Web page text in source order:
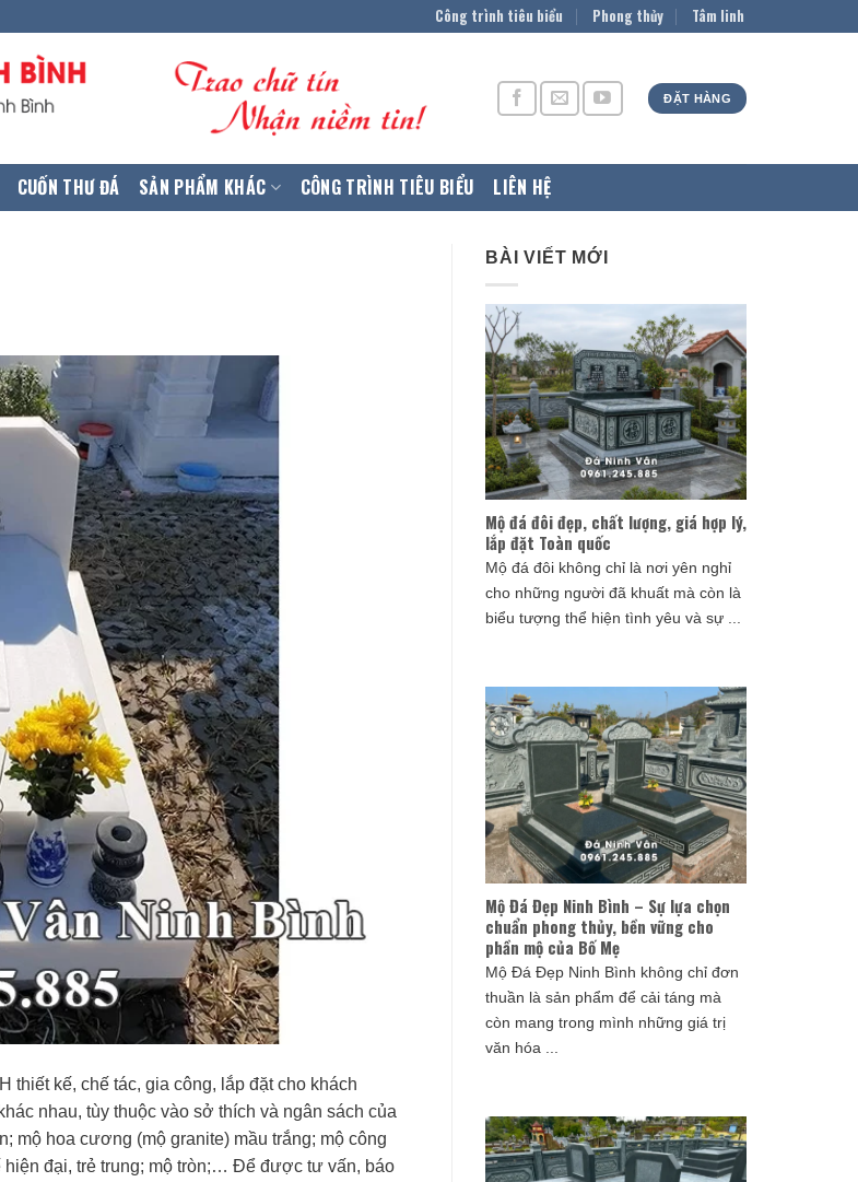
Công trình tiêu biểu Phong thủy Tâm linh
ĐẶT HÀNG
CUỐN THƯ ĐÁ SẢN PHẨM KHÁC CÔNG TRÌNH TIÊU BIỂU LIÊN HỆ
thiết kế, chế tác, gia công, lắp đặt cho khách
nhau, tùy thuộc vào sở thích và ngân sách của
mộ hoa cương (mộ granite) mầu trắng; mộ công
hiện đại, trẻ trung; mộ tròn;… Để được tư vấn, báo
BÀI VIẾT MỚI
Mộ đá đôi đẹp, chất lượng, giá hợp lý,
lắp đặt Toàn quốc
Mộ đá đôi không chỉ là nơi yên nghỉ
cho những người đã khuất mà còn là
biểu tượng thể hiện tình yêu và sự ...
Mộ Đá Đẹp Ninh Bình – Sự lựa chọn
chuẩn phong thủy, bền vững cho
phần mộ của Bố Mẹ
Mộ Đá Đẹp Ninh Bình không chỉ đơn
thuần là sản phẩm để cải táng mà
còn mang trong mình những giá trị
văn hóa ...